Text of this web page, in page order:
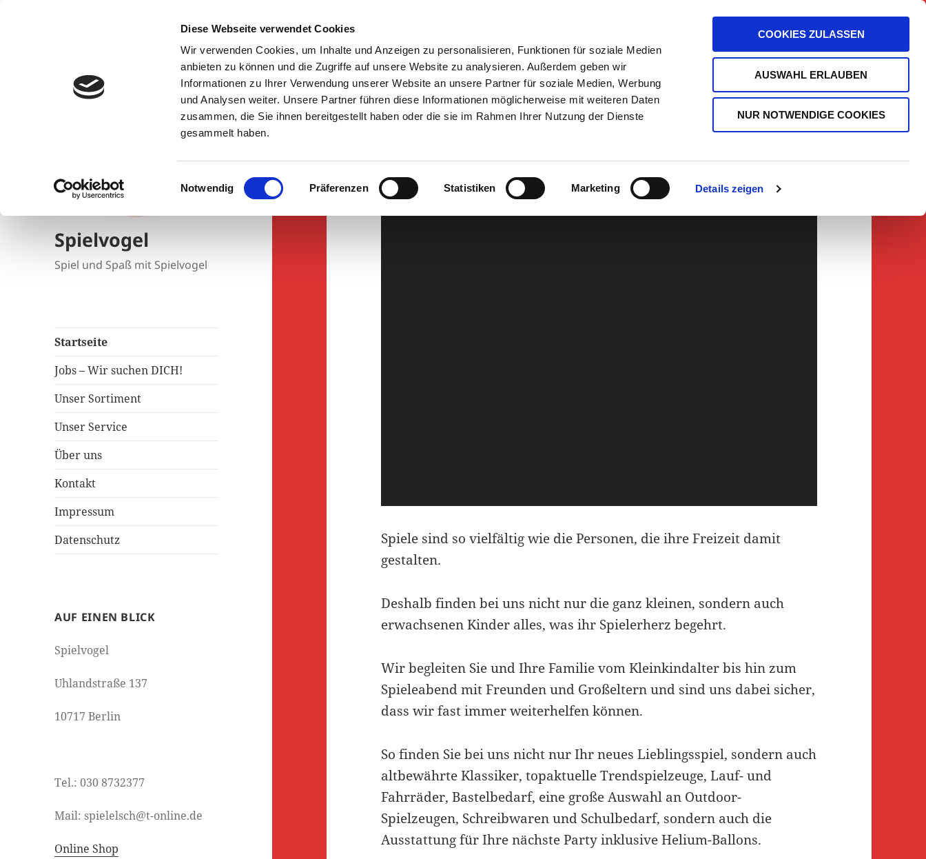
Diese Webseite verwendet Cookies
Wir verwenden Cookies, um Inhalte und Anzeigen zu personalisieren, Funktionen für soziale Medien
anbieten zu können und die Zugriffe auf unsere Website zu analysieren. Außerdem geben wir
Informationen zu Ihrer Verwendung unserer Website an unsere Partner für soziale Medien, Werbung
und Analysen weiter. Unsere Partner führen diese Informationen möglicherweise mit weiteren Daten
zusammen, die Sie ihnen bereitgestellt haben oder die sie im Rahmen Ihrer Nutzung der Dienste
gesammelt haben.
Einwilligungsauswahl
Notwendig Präferenzen Statistiken Marketing Details zeigen
COOKIES ZULASSEN
AUSWAHL ERLAUBEN
NUR NOTWENDIGE COOKIES
Spielvogel
Spiel und Spaß mit Spielvogel
Startseite
Jobs – Wir suchen DICH!
Unser Sortiment
Unser Service
Über uns
Kontakt
Impressum
Datenschutz
AUF EINEN BLICK
Spielvogel
Uhlandstraße 137
10717 Berlin
Tel.: 030 8732377
Mail: spielelsch@t-online.de
Online Shop
Herzlich Willkommen!
Spiele sind so vielfältig wie die Personen, die ihre Freizeit damit
gestalten.
Deshalb finden bei uns nicht nur die ganz kleinen, sondern auch
erwachsenen Kinder alles, was ihr Spielerherz begehrt.
Wir begleiten Sie und Ihre Familie vom Kleinkindalter bis hin zum
Spieleabend mit Freunden und Großeltern und sind uns dabei sicher,
dass wir fast immer weiterhelfen können.
So finden Sie bei uns nicht nur Ihr neues Lieblingsspiel, sondern auch
altbewährte Klassiker, topaktuelle Trendspielzeuge, Lauf- und
Fahrräder, Bastelbedarf, eine große Auswahl an Outdoor-
Spielzeugen, Schreibwaren und Schulbedarf, sondern auch die
Ausstattung für Ihre nächste Party inklusive Helium-Ballons.